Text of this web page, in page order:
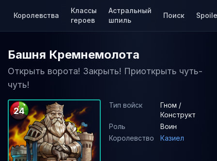
Королевства
Классы
героев
Астральный
шпиль
Поиск
Башня Кремнемолота
Открыть ворота! Закрыть! Приоткрыть чуть-
чуть!
24
Тип войск
Гном /
Конструкт
Роль
Воин
Королевство
Казиел